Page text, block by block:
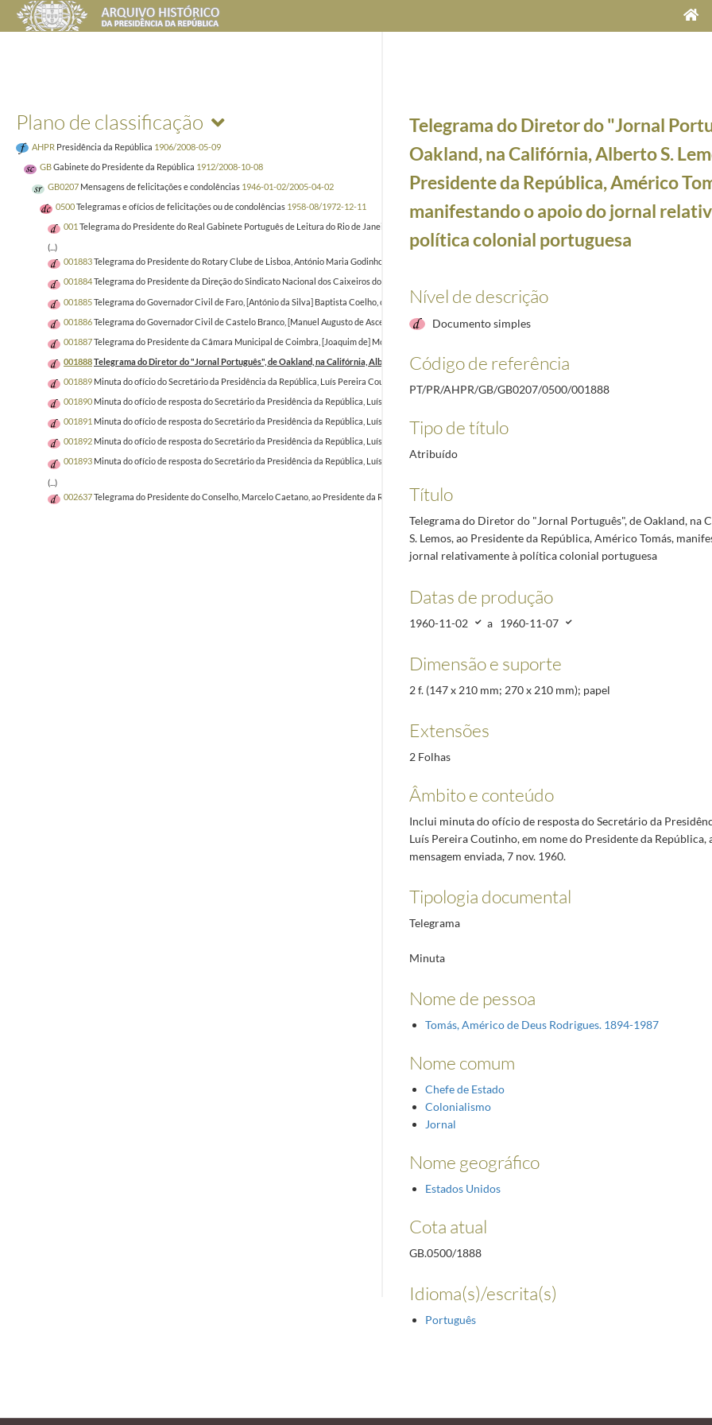
Plano de classificação
AHPR Presidência da República 1906/2008-05-09
GBGabinete do Presidente da República 1912/2008-10-08
GB0207 Mensagens de felicitações e condolências 1946-01-02/2005-04-02
0500Telegramas e ofícios de felicitações ou de condolências 1958-08/1972-12-11
001 Telegrama do Presidente do Real Gabinete Português de Leitura do Rio de Janeiro, Alfredo Nunes, ao Presidente da República, Américo Tomás, felicitando-o pela sua
(...)
001883Telegrama do Presidente do Rotary Clube de Lisboa, António Maria Godinho, cumprimentando o Presidente da República, Américo Tomás, por ocasião da
001884Telegrama do Presidente da Direção do Sindicato Nacional dos Caixeiros do Distrito de Lisboa, Dias Fidalgo, cumprimentando o Presidente da República, Américo
001885Telegrama do Governador Civil de Faro, [António da Silva] Baptista Coelho, cumprimentando o Presidente da República, Américo Tomás, por ocasião da passagem
001886Telegrama do Governador Civil de Castelo Branco, [Manuel Augusto de Ascensão Azevedo], cumprimentando o Presidente da República, Américo Tomás, por
001887Telegrama do Presidente da Câmara Municipal de Coimbra, [Joaquim de] Moura Relvas, ao Presidente da República, Américo Tomás, por ocasião da passagem do
001888Telegrama do Diretor do "Jornal Português", de Oakland, na Califórnia, Alberto S. Lemos, ao Presidente da República, Américo Tomás, manifestando o apoio do
001889 Minuta do ofício do Secretário da Presidência da República, Luís Pereira Coutinho, ao Presidente da Direção do Sindicato Nacional dos Capitães, Oficiais
001890 Minuta do ofício de resposta do Secretário da Presidência da República, Luís Pereira Coutinho, aos antigos alunos do Liceu Sá de Miranda, em nome do Presidente
001891 Minuta do ofício de resposta do Secretário da Presidência da República, Luís Pereira Coutinho, ao Presidente da Direção do Futebol Clube do Porto, em nome do
001892 Minuta do ofício de resposta do Secretário da Presidência da República, Luís Pereira Coutinho, ao Governador da Província de Macau, Jaime Silvério Marques,
001893 Minuta do ofício de resposta do Secretário da Presidência da República, Luís Pereira Coutinho, ao Presidente da Junta de Freguesia de Loriga, em nome do
(...)
002637Telegrama do Presidente do Conselho, Marcelo Caetano, ao Presidente da República, Américo Tomás, por ocasião do final da visita às capitais das províncias
Telegrama do Diretor do "Jornal
Oakland, na Califórnia, Alberto S.
Presidente da República, Américo
manifestando o apoio do jornal
política colonial portuguesa
Nível de descrição
Documento simples
Código de referência
PT/PR/AHPR/GB/GB0207/0500/001888
Tipo de título
Atribuído
Título
Telegrama do Diretor do "Jornal Português", de Oakland, na
S. Lemos, ao Presidente da República, Américo Tomás,
jornal relativamente à política colonial portuguesa
Datas de produção
1960-11-02 a 1960-11-07
Dimensão e suporte
2 f. (147 x 210 mm; 270 x 210 mm); papel
Extensões
2 Folhas
Âmbito e conteúdo
Inclui minuta do ofício de resposta do Secretário da
Luís Pereira Coutinho, em nome do Presidente da República,
mensagem enviada, 7 nov. 1960.
Tipologia documental
Telegrama
Minuta
Nome de pessoa
Tomás, Américo de Deus Rodrigues. 1894-1987
Nome comum
Chefe de Estado
Colonialismo
Jornal
Nome geográfico
Estados Unidos
Cota atual
GB.0500/1888
Idioma(s)/escrita(s)
Português